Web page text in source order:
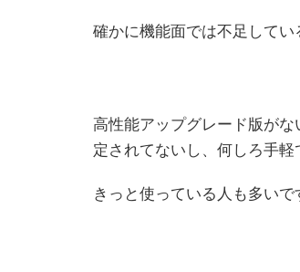
確かに機能面では不足してい
高性能アップグレード版が
定されてないし、何しろ手軽
きっと使っている人も多いで